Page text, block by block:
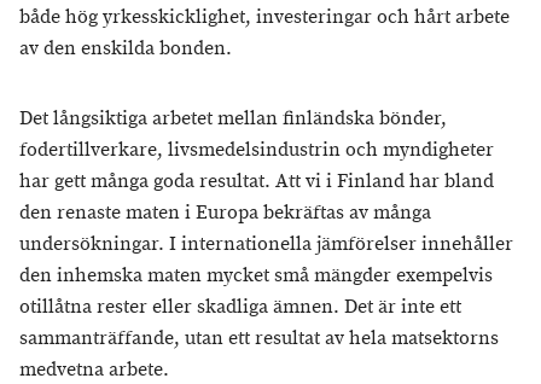
både hög yrkesskicklighet, investeringar och hårt arbete
av den enskilda bonden.
Det långsiktiga arbetet mellan finländska bönder,
fodertillverkare, livsmedelsindustrin och myndigheter
har gett många goda resultat. Att vi i Finland har bland
den renaste maten i Europa bekräftas av många
undersökningar. I internationella jämförelser innehåller
den inhemska maten mycket små mängder exempelvis
otillåtna rester eller skadliga ämnen. Det är inte ett
sammanträffande, utan ett resultat av hela matsektorns
medvetna arbete.